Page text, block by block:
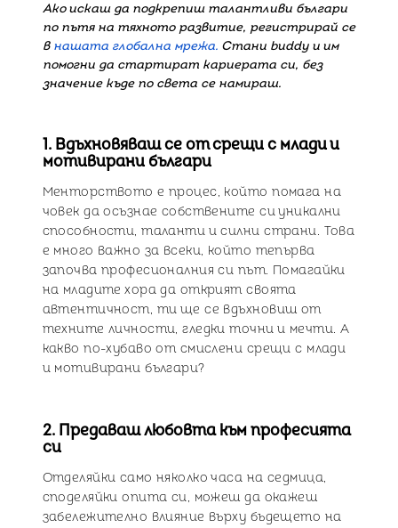
Ако искаш да подкрепиш талантливи българи
по пътя на тяхното развитие, регистрирай се
в нашата глобална мрежа.Стани buddy и им
помогни да стартират кариерата си, без
значение къде по света се намираш.
1. Вдъхновяваш се от срещи с млади и
мотивирани българи
Менторството е процес, който помага на
човек да осъзнае собствените си уникални
способности, таланти и силни страни. Това
е много важно за всеки, който тепърва
започва професионалния си път. Помагайки
на младите хора да открият своята
автентичност, ти ще се вдъхновиш от
техните личности, гледки точни и мечти. А
какво по-хубаво от смислени срещи с млади
и мотивирани българи?
2. Предаваш любовта към професията
си
Отделяйки само няколко часа на седмица,
споделяйки опита си, можеш да окажеш
забележително влияние върху бъдещето на